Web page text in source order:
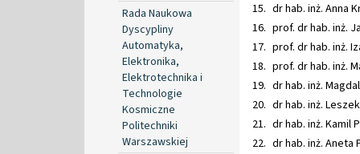
Rada Naukowa
Dyscypliny
Automatyka,
Elektronika,
Elektrotechnika i
Technologie
Kosmiczne
Politechniki
Warszawskiej
dr hab. inż. Anna
prof. dr hab. inż.
prof. dr hab. inż.
prof. dr hab. inż.
dr hab. inż.
dr hab. inż.
dr hab. inż. Kamil
dr hab. inż. Aneta